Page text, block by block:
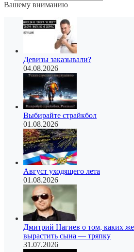
Вашему вниманию
Девизы заказывали?
04.08.2026
Выбирайте страйкбол
01.08.2026
Август уходящего лета
01.08.2026
Дмитрий Нагиев о том, каких
вырастить сына — тряпку
31.07.2026